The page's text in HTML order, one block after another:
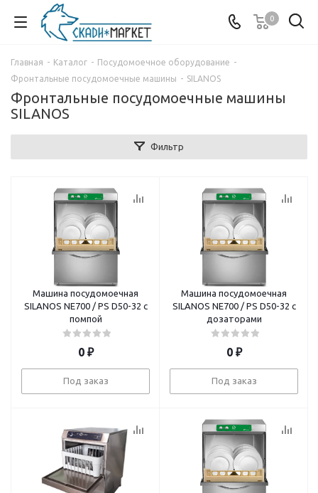
0
Главная - Каталог - Посудомоечное оборудование -
Фронтальные посудомоечные машины - SILANOS
Фронтальные посудомоечные машины
SILANOS
Фильтр
Машина посудомоечная
SILANOS NE700 / PS D50-32 с
помпой
0₽
Под заказ
Машина посудомоечная
SILANOS NE700 / PS D50-32 с
дозаторами
0₽
Под заказ